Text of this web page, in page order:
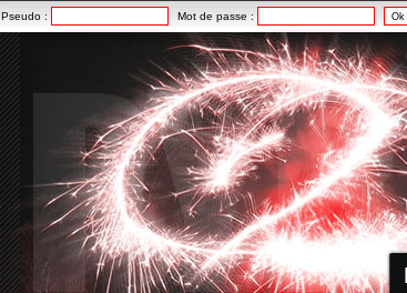
Pseudo : Mot de passe :